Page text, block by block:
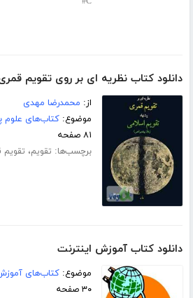
دانلود کتاب نظریه ای بر روی تقویم
از: محمدرضا مهدی
موضوع:کتاب‌های علوم
۸۱ صفحه
برچسب‌ها: تقویم، تقویم
دانلود کتاب آموزش اینترنت
موضوع:کتاب‌های آموزش
۳۰ صفحه